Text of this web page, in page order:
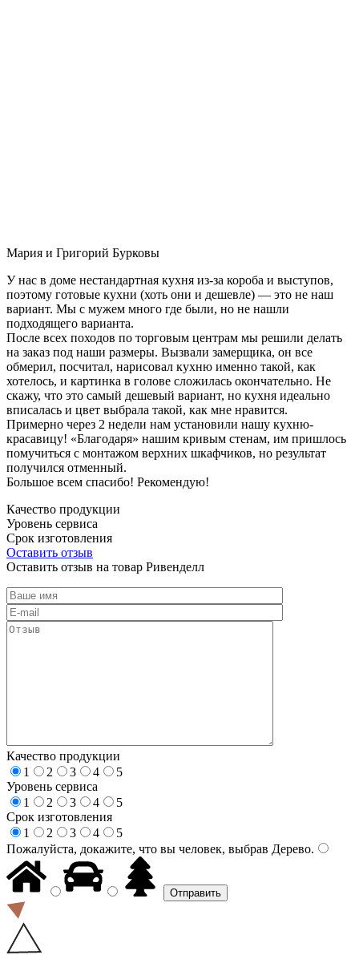
Мария и Григорий Бурковы
У нас в доме нестандартная кухня из-за короба и выступов,
поэтому готовые кухни (хоть они и дешевле) — это не наш
вариант. Мы с мужем много где были, но не нашли
подходящего варианта.
После всех походов по торговым центрам мы решили делать
на заказ под наши размеры. Вызвали замерщика, он все
обмерил, посчитал, нарисовал кухню именно такой, как
хотелось, и картинка в голове сложилась окончательно. Не
скажу, что это самый дешевый вариант, но кухня идеально
вписалась и цвет выбрала такой, как мне нравится.
Примерно через 2 недели нам установили нашу кухню-
красавицу! «Благодаря» нашим кривым стенам, им пришлось
помучиться с монтажом верхних шкафчиков, но результат
получился отменный.
Большое всем спасибо! Рекомендую!
Качество продукции
Уровень сервиса
Срок изготовления
Оставить отзыв
Оставить отзыв на товар Ривенделл
Качество продукции
1
2 3 4
5
Уровень сервиса
1
2 3 4
5
Срок изготовления
1
2 3 4
5
Пожалуйста, докажите, что вы человек, выбрав Дерево.